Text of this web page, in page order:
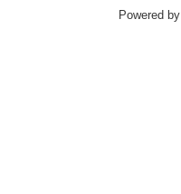
Powered by